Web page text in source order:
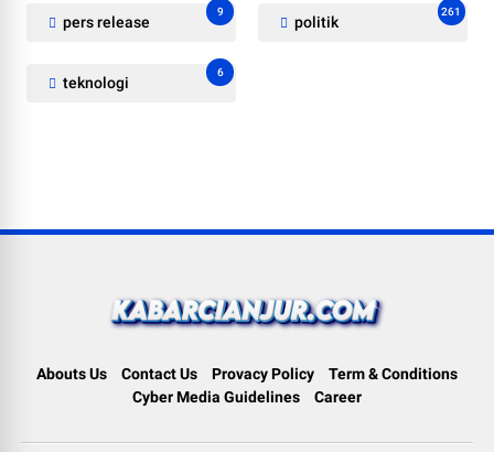
pers release
9
politik
261
teknologi
6
Abouts Us Contact Us Provacy Policy
Term & Conditions
Cyber Media Guidelines
Career